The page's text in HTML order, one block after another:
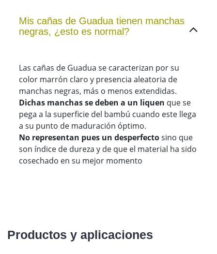
Mis cañas de Guadua tienen manchas
negras, ¿esto es normal?
Las cañas de Guadua se caracterizan por su
color marrón claro y presencia aleatoria de
manchas negras, más o menos extendidas.
Dichas manchas se deben a un liquen que se
pega a la superficie del bambú cuando este llega
a su punto de maduración óptimo.
No representan pues un desperfectosino que
son índice de dureza y de que el material ha sido
cosechado en su mejor momento
Productos y aplicaciones